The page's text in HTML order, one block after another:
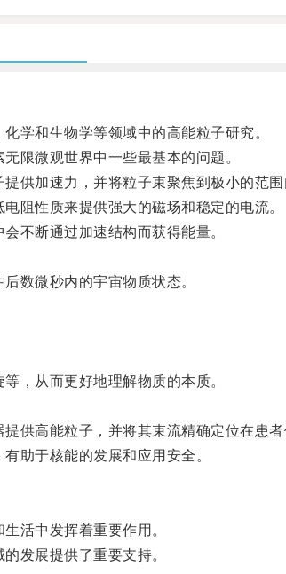
和生物学等领域中的高能粒子研究。
限微观世界中一些最基本的问题。
供加速力，并将粒子束聚焦到极小的范
性质来提供强大的磁场和稳定的电流。
不断通过加速结构而获得能量。
数微秒内的宇宙物质状态。
，从而更好地理解物质的本质。
供高能粒子，并将其束流精确定位在患
助于核能的发展和应用安全。
活中发挥着重要作用。
发展提供了重要支持。